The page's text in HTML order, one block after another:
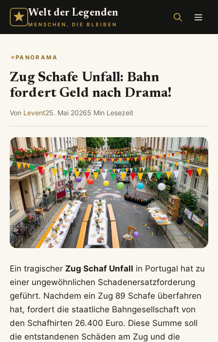
Welt der Legenden
MENSCHEN, DIE BLEIBEN
PANORAMA
Zug Schafe Unfall: Bahn
fordert Geld nach Drama!
Von Levent25. Mai 20265 Min Lesezeit
Ein tragischer Zug Schaf Unfall in Portugal hat zu
einer ungewöhnlichen Schadenersatzforderung
geführt. Nachdem ein Zug 89 Schafe überfahren
hat, fordert die staatliche Bahngesellschaft von
den Schafhirten 26.400 Euro. Diese Summe soll
die entstandenen Schäden am Zug und die